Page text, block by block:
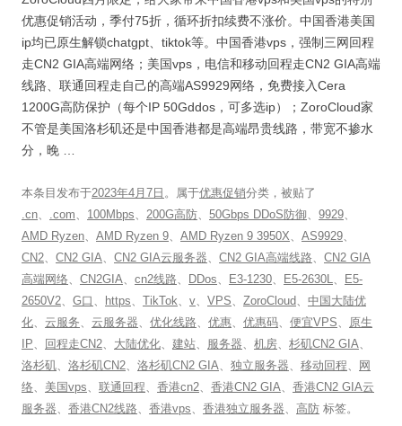
优惠促销活动，季付75折，循环折扣续费不涨价。中国香港美国
ip均已原生解锁chatgpt、tiktok等。中国香港vps，强制三网回程
走CN2 GIA高端网络；美国vps，电信和移动回程走CN2 GIA高端
线路、联通回程走自己的高端AS9929网络，免费接入Cera
1200G高防保护（每个IP 50Gddos，可多选ip）；ZoroCloud家
不管是美国洛杉矶还是中国香港都是高端昂贵线路，带宽不掺水
分，晚 …
本条目发布于2023年4月7日 。属于优惠促销分类，被贴了
.cn、 .com、 100Mbps、 200G高防、 50Gbps DDoS防御、 9929、
AMD Ryzen、 AMD Ryzen 9、 AMD Ryzen 9 3950X、 AS9929、
CN2、 CN2 GIA、 CN2 GIA云服务器、 CN2 GIA高端线路、 CN2 GIA
高端网络、 CN2GIA、 cn2线路、 DDos、 E3-1230、 E5-2630L、
E5-
2650V2、 G口 、 https、 TikTok、 v、 VPS、 ZoroCloud、 中国大陆优
化、 云服务、 云服务器、 优化线路、 优惠、 优惠码、 便宜VPS、 原生
IP、 回程走CN2、 大陆优化、 建站、 服务器、 机房、 杉矶CN2 GIA、
洛杉矶、 洛杉矶CN2、 洛杉矶CN2 GIA、 独立服务器、 移动回程、
网
络、 美国vps、 联通回程、 香港cn2、 香港CN2 GIA、 香港CN2 GIA云
服务器、 香港CN2线路、 香港vps、 香港独立服务器、 高防 标签。